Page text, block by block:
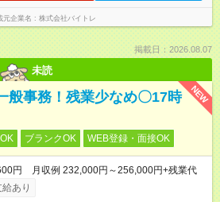
元企業名 株式会社バイトレ
掲載日：2026.08.07
未読
NEW
般事務！残業少なめ〇17時
ブランクOK WEB登録・面接OK
円 月収例 232,000円～256,000円+残業代
あり